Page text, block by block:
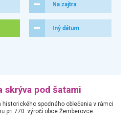
Na zajtra
Iný dátum
skrýva pod šatami
historického spodného oblečenia v rámci
pri 770. výročí obce Žemberovce.